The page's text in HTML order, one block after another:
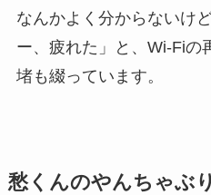
なんかよく分からないけ
ー、疲れた」と、Wi-Fiの
堵も綴っています。
愁くんのやんちゃぶ